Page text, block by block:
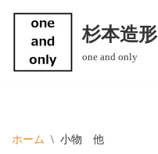
へ
杉本造形
one and only
ホーム \ 小物 他